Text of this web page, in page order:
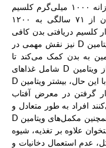
بزرگ‌سالان ۱۹ ساله و بالاتر از آن باید روزانه ۱۰۰۰ میلی‌گرم کلسیم
مصرف کنند. زنان از ۵۱ سالگی و مردان از ۷۱ سالگی به ۱۲۰۰
کلسیم دریافتی بدن کافی
نباشد، مکمل‌ها می‌توانند جایگزین شوند. ویتامین D نیز نقش مهمی در
به بدن کمک می‌کند تا
کلسیم را جذب کند. منابع غذایی سرشار از ویتامین D شامل غذاهای
غنی‌شده، ماهی‌های آب شور و جگر هستند. با این حال، بیشتر ویتامین D
گرفتن در معرض آفتاب
افراد به طور متعادل و
منظم در معرض نور خورشید قرار بگیرند. همچنین مکمل‌های ویتامین D
علاوه بر تغذیه، شیوه
عدم استعمال دخانیات و